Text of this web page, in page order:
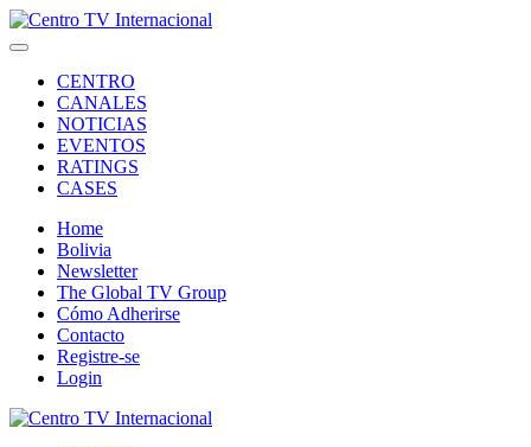
CENTRO
CANALES
NOTICIAS
EVENTOS
RATINGS
CASES
Home
Bolivia
Newsletter
The Global TV Group
Cómo Adherirse
Contacto
Registre-se
Login